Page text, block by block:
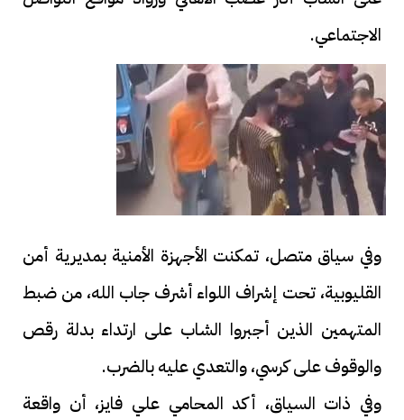
الاجتماعي.
وفي سياق متصل، تمكنت الأجهزة الأمنية بمديرية أمن
القليوبية، تحت إشراف اللواء أشرف جاب الله، من ضبط
المتهمين الذين أجبروا الشاب على ارتداء بدلة رقص
والوقوف على كرسي، والتعدي عليه بالضرب.
وفي ذات السياق، أكد المحامي علي فايز، أن واقعة